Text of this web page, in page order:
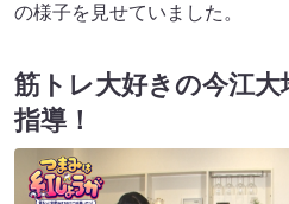
の様子を見せていました。
筋トレ大好きの今江
指導！